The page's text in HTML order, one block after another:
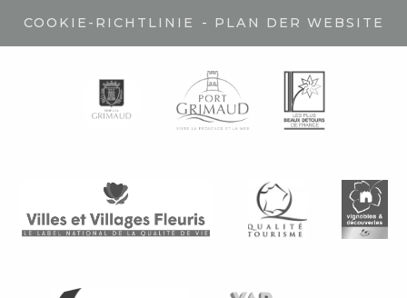
COOKIE-RICHTLINIE - PLAN DER WEBSITE